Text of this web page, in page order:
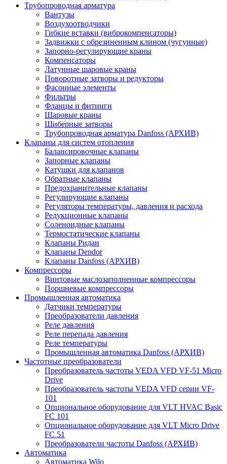
Трубопроводная арматура
Вантузы
Воздухоотводчики
Гибкие вставки (виброкомпенсаторы)
Задвижки с обрезиненным клином (чугунные)
Запорно-регулирующие краны
Компенсаторы
Латунные шаровые краны
Поворотные затворы и редукторы
Фасонные элементы
Фильтры
Фланцы и фитинги
Шаровые краны
Шиберные затворы
Трубопроводная арматура Danfoss (АРХИВ)
Клапаны для систем отопления
Балансировочные клапаны
Запорные клапаны
Катушки для клапанов
Обратные клапаны
Предохранительные клапаны
Регулирующие клапаны
Регуляторы температуры, давления и расхода
Редукционные клапаны
Соленоидные клапаны
Термостатические клапаны
Клапаны Ридан
Клапаны Dendor
Клапаны Danfoss (АРХИВ)
Компрессоры
Винтовые маслозаполненные компрессоры
Поршневые компрессоры
Промышленная автоматика
Датчики температуры
Преобразователи давления
Реле давления
Реле перепада давления
Реле температуры
Промышленная автоматика Danfoss (АРХИВ)
Частотные преобразователи
Преобразователь частоты VEDA VFD VF-51 Micro
Drive
Преобразователь частоты VEDA VFD серии VF-
101
Опциональное оборудование для VLT HVAC Basic
FC 101
Опциональное оборудование для VLT Micro Drive
FC 51
Преобразователи частоты Danfoss (АРХИВ)
Автоматика
Автоматика Wilo